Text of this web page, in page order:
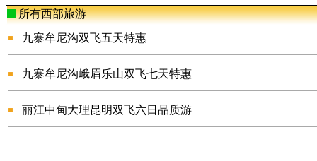
所有西部旅游
九寨牟尼沟双飞五天特惠
九寨牟尼沟峨眉乐山双飞七天特惠
丽江中甸大理昆明双飞六日品质游